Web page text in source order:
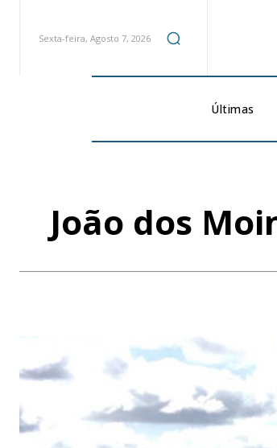
Sexta-feira, Agosto 7, 2026
Últimas
João dos